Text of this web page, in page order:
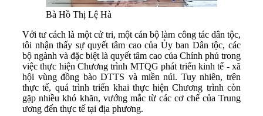
Bà Hồ Thị Lệ Hà
Với tư cách là một cử tri, một cán bộ làm công tác dân tộc,
tôi nhận thấy sự quyết tâm cao của Ủy ban Dân tộc, các
bộ ngành và đặc biệt là quyết tâm cao của Chính phủ trong
việc thực hiện Chương trình MTQG phát triển kinh tế - xã
hội vùng đồng bào DTTS và miền núi. Tuy nhiên, trên
thực tế, quá trình triển khai thực hiện Chương trình còn
gặp nhiều khó khăn, vướng mắc từ các cơ chế của Trung
ương đến thực tế tại địa phương.